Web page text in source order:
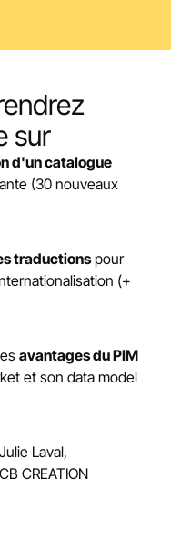
sur
d'un catalogue
(30 nouveaux
traductionspour
(+
avantages du PIM
et son data model
Laval,
CREATION